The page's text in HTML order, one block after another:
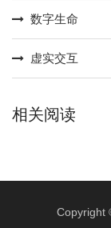
数字生命
虚实交互
相关阅读
Copyright